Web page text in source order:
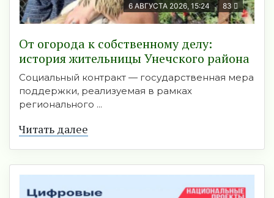
6 АВГУСТА 2026, 15:24 83
От огорода к собственному делу:
история жительницы Унечского района
Социальный контракт — государственная мера
поддержки, реализуемая в рамках
регионального ...
Читать далее